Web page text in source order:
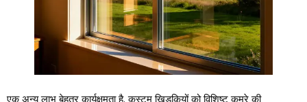
एक अन्य लाभ बेहतर कार्यक्षमता है. कस्टम खिड़कियों को विशिष्ट कमरे की